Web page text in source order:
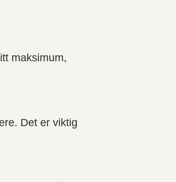
maksimum,
Det er viktig